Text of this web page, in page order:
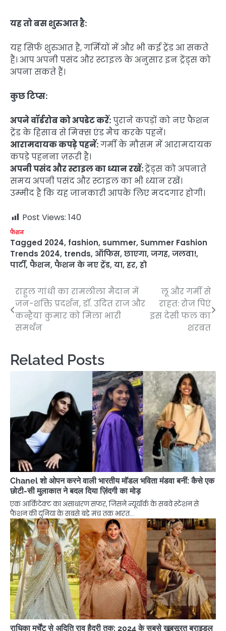
यह तो बस शुरुआत है:
यह सिर्फ शुरुआत है, गर्मियों में और भी कई ट्रेंड आ सकते
हैं। आप अपनी पसंद और स्टाइल के अनुसार इन ट्रेंड्स को
अपना सकते हैं।
कुछ टिप्स:
अपने वॉर्डरोब को अपडेट करें:पुराने कपड़ों को नए फैशन
ट्रेंड के हिसाब से मिक्स एंड मैच करके पहनें।
आरामदायक कपड़े पहनें:गर्मी के मौसम में आरामदायक
कपड़े पहनना ज़रूरी है।
अपनी पसंद और स्टाइल का ध्यान रखें:ट्रेंड्स को अपनाते
समय अपनी पसंद और स्टाइल का भी ध्यान रखें।
उम्मीद है कि यह जानकारी आपके लिए मददगार होगी।
Post Views: 140
फैशन
Tagged 2024, fashion, summer, Summer Fashion
Trends 2024, trends, ऑफिस, छाएगा, जगह, जलवा!,
पार्टी, फैशन, फैशन के नए ट्रेंड, या, हर, हो
Post
navigation
राहुल गांधी का रामलीला मैदान में
जन-शक्ति प्रदर्शन, डॉ. उदित राज और
कन्हैया कुमार को मिला भारी
समर्थन
लू और गर्मी से
राहत: रोज पिएं
इस देसी फल का
शरबत
Related Posts
Chanel शो ओपन करने वाली भारतीय मॉडल भविता मंडवा बनीं: कैसे एक
छोटी-सी मुलाकात ने बदल दिया ज़िंदगी का मोड़
एक आर्किटेक्ट का असाधारण सफर, जिसने न्यूयॉर्क के सबवे स्टेशन से
फैशन की दुनिया के सबसे बड़े मंच तक भारत…
राधिका मर्चेंट से अदिति राव हैदरी तक: 2024 के सबसे खूबसूरत ब्राइडल